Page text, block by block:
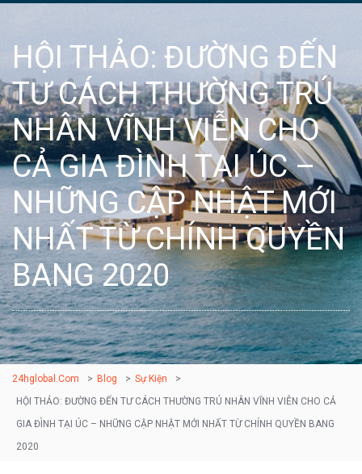
HỘI THẢO: ĐƯỜNG ĐẾN
TƯ CÁCH THƯỜNG TRÚ
NHÂN VĨNH VIỄN CHO
CẢ GIA ĐÌNH TẠI ÚC –
NHỮNG CẬP NHẬT MỚI
NHẤT TỪ CHÍNH QUYỀN
BANG 2020
24hglobal.com > Blog > Sự Kiện
>
HỘI THẢO: ĐƯỜNG ĐẾN TƯ CÁCH THƯỜNG TRÚ NHÂN VĨNH VIỄN CHO CẢ
GIA ĐÌNH TẠI ÚC – NHỮNG CẬP NHẬT MỚI NHẤT TỪ CHÍNH QUYỀN BANG
2020